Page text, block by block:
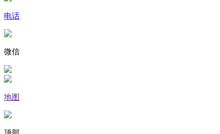
电话
微信
地图